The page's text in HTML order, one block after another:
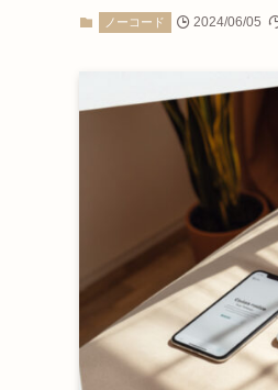
ノーコード 2024/06/05